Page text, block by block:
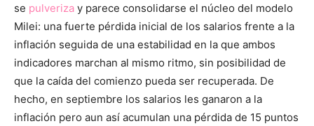
se pulveriza y parece consolidarse el núcleo del modelo
Milei: una fuerte pérdida inicial de los salarios frente a la
inflación seguida de una estabilidad en la que ambos
indicadores marchan al mismo ritmo, sin posibilidad de
que la caída del comienzo pueda ser recuperada. De
hecho, en septiembre los salarios les ganaron a la
inflación pero aun así acumulan una pérdida de 15 puntos